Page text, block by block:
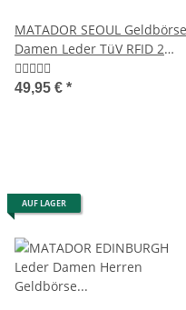
MATADOR SEOUL Geldbörse
Damen Leder TüV RFID 2
Farben
49,95 € *
AUF LAGER